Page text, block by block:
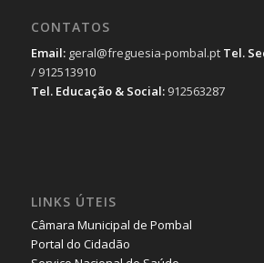
CONTATOS
Email:geral@freguesia-pombal.pt Tel.
/ 912513910
Tel. Educação & Social: 912563287
LINKS ÚTEIS
Câmara Municipal de Pombal
Portal do Cidadão